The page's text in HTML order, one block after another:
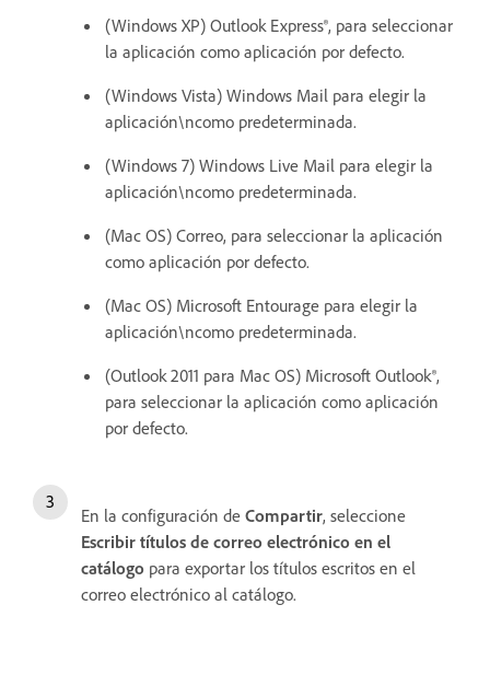
(Windows XP) Outlook Express®, para seleccionar
la aplicación como aplicación por defecto.
(Windows Vista) Windows Mail para elegir la
aplicación\ncomo predeterminada.
(Windows 7) Windows Live Mail para elegir la
aplicación\ncomo predeterminada.
(Mac OS) Correo, para seleccionar la aplicación
como aplicación por defecto.
(Mac OS) Microsoft Entourage para elegir la
aplicación\ncomo predeterminada.
(Outlook 2011 para Mac OS) Microsoft Outlook®,
para seleccionar la aplicación como aplicación
por defecto.
En la configuración de Compartir, seleccione
Escribir títulos de correo electrónico en el
catálogo para exportar los títulos escritos en el
correo electrónico al catálogo.